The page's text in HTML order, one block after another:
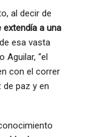
al decir de
extendía a una
esa vasta
Aguilar, “el
con el correr
paz y en